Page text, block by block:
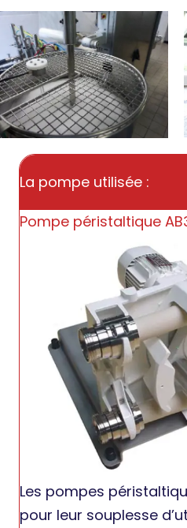
La pompe utilisée :
Pompe péristaltique
Les pompes
pour leur souplesse